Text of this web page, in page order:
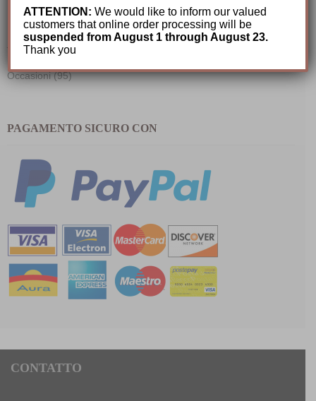
ANGOLO DELLE OCCASIONI
Occasioni (95)
PAGAMENTO SICURO CON
CONTATTO
ATTENTION: We would like to inform our valued
customers that online order processing will be
suspended from August 1 through August 23.
Thank you